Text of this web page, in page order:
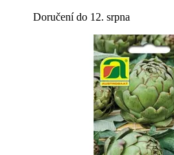
Doručení do 12. srpna